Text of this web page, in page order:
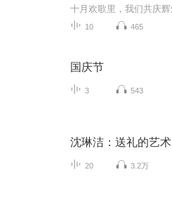
10 465
国庆节
3 543
沈琳洁：送礼的艺术
20 3.2万